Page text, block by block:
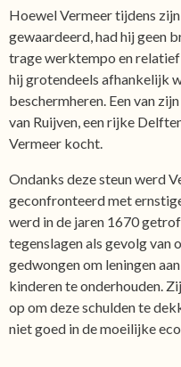
Hoewel Vermeer tijdens
gewaardeerd, had hij geen
trage werktempo en
hij grotendeels afhankelijk
beschermheren. Een van
van Ruijven, een rijke
Vermeer kocht.
Ondanks deze steun werd
geconfronteerd met
werd in de jaren 1670
tegenslagen als gevolg van
gedwongen om leningen
kinderen te onderhouden.
op om deze schulden te
niet goed in de moeilijke